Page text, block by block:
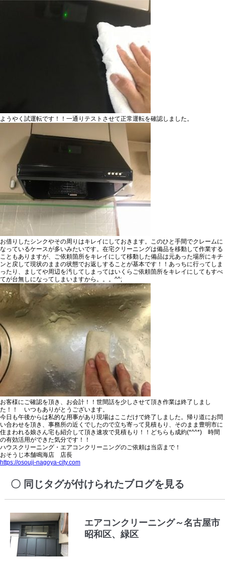
ようやく試運転です！！ 一通りテスト させて正常運転を確認しました。
お借りしたシンクやその周りはキレイにしておきます。 このひと手間でクレームに
なっているケースが多いみたいです。在宅クリーニングは備品を移動して作業する
こともありますが、ご依頼箇所をキレイにして移動した備品は元あった場所にキチ
ンと戻して現状のままの状態でお返しすることが基本です！！あっちに行ってしま
ったり、ましてや周辺を汚してしまってはいくらご依頼箇所をキレイにしてもすべ
てが台無しになってしまいますから。。。^^;
お客様にご確認を頂き、お会計！！世間話を少しさせて頂き作業は終了しまし
た！！ いつもありがとうございます。
今日も午後からは私的な用事があり現場はここだけで終了しました。帰り道にお問
い合わせを頂き、事務所の近くでしたので立ち寄って見積もり、そのまま豊明市に
住まわれる娘さん宅も紹介して頂き速攻で見積もり！！ どちらも成約(*^^*) 時間
の有効活用ができた気分です！！
ハウスクリーニング・エアコンクリーニングのご依頼は当店まで！
おそうじ本舗鳴海店 店長
https://osouji-nagoya-city.com
同じタグが付けられたブログを見る
エアコンクリーニング～名古屋市
昭和区、緑区